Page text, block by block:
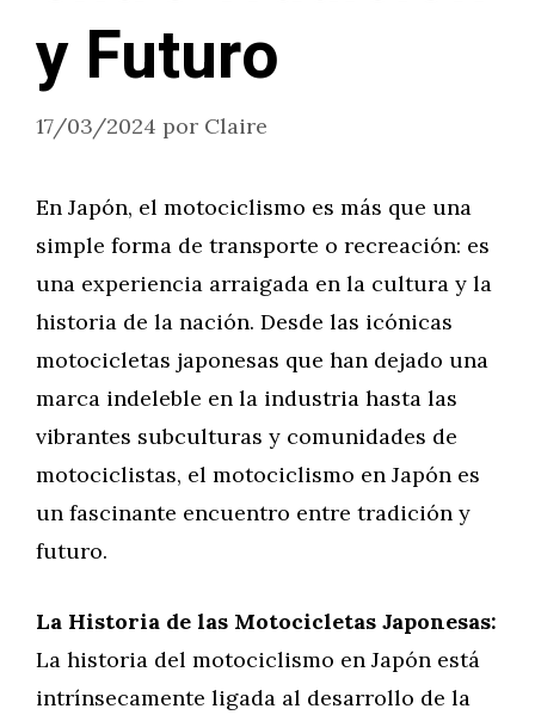
y Futuro
17/03/2024 por Claire
En Japón, el motociclismo es más que una
simple forma de transporte o recreación: es
una experiencia arraigada en la cultura y la
historia de la nación. Desde las icónicas
motocicletas japonesas que han dejado una
marca indeleble en la industria hasta las
vibrantes subculturas y comunidades de
motociclistas, el motociclismo en Japón es
un fascinante encuentro entre tradición y
futuro.
La Historia de las Motocicletas Japonesas:
La historia del motociclismo en Japón está
intrínsecamente ligada al desarrollo de la